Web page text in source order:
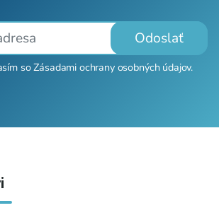
Odoslať
soZásadami ochrany osobných údajov.